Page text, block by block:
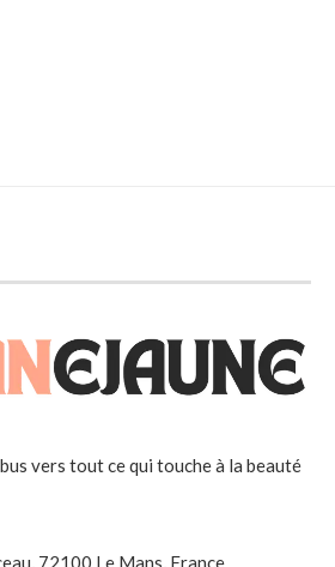
vers tout ce qui touche à la beauté
72100 Le Mans, France